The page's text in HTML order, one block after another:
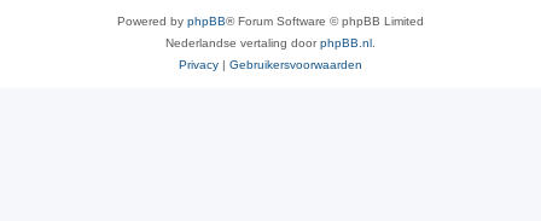
Powered by phpBB® Forum Software © phpBB Limited
Nederlandse vertaling doorphpBB.nl
Privacy | Gebruikersvoorwaarden